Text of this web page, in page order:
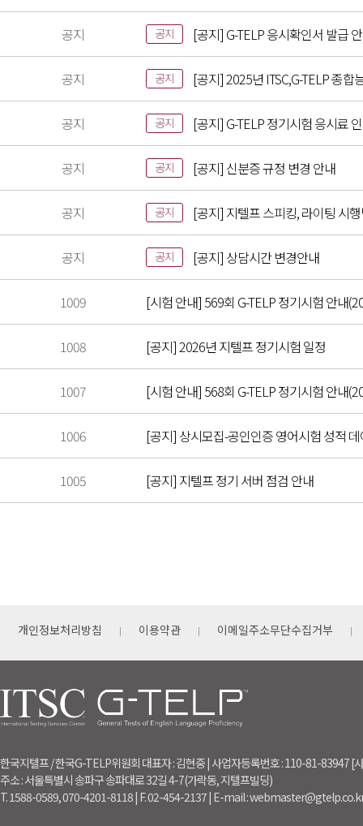
공지 공지 [공지] G-TELP 응시확인서 발급
공지 공지 [공지] 2025년 ITSC,G-TELP 종합
공지 공지 [공지] G-TELP 정기시험 응시료
공지 공지 [공지] 신분증 규정 변경 안내
공지 공지 [공지] 지텔프 스피킹, 라이팅 시
공지 공지 [공지] 상담시간 변경안내
1009 [시험 안내] 569회 G-TELP 정기시험 안내
1008 [공지] 2026년 지텔프 정기시험 일정
1007 [시험 안내] 568회 G-TELP 정기시험 안내
1006 [공지] 상시모집-공인인증 영어시험 성적
1005 [공지] 지텔프 정기 서버 점검 안내
개인정보처리방침 이용약관 이메일주소무단수집거부
한국지텔프 / 한국G-TELP위원회 대표자 : 김현중 | 사업자등록번호 : 110-81-83947
주소 : 서울특별시 송파구 송파대로 32길 4-7(가락동, 지텔프빌딩)
T. 1588-0589, 070-4201-8118 | F. 02-454-2137 | E-mail :